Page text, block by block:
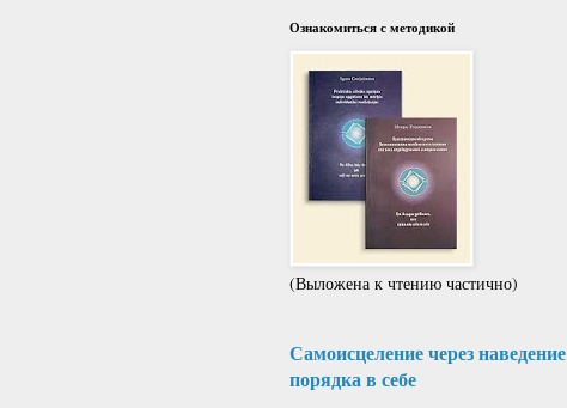
Ознакомиться с методикой
(Выложена к чтению частично)
Самоисцеление через наведение
порядка в себе